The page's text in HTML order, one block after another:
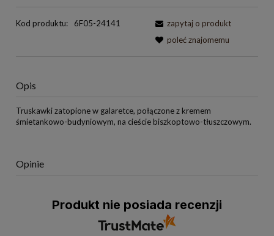
Kod produktu: 6F05-24141
zapytaj o produkt
poleć znajomemu
Opis
Truskawki zatopione w galaretce, połączone z kremem
śmietankowo-budyniowym, na cieście biszkoptowo-tłuszczowym.
Opinie
Produkt nie posiada recenzji